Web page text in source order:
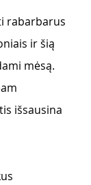
rabarbarus
ir šią
mėsą.
išsausina